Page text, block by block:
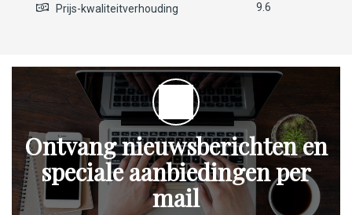
Prijs-kwaliteitverhouding
9.6
Ontvang nieuwsberichten en
speciale aanbiedingen per
mail